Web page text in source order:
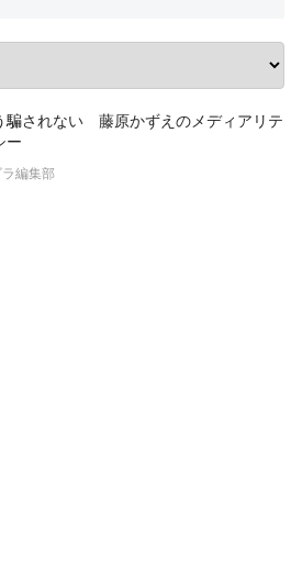
騙されない 藤原かずえのメディアリテ
ー
編集部